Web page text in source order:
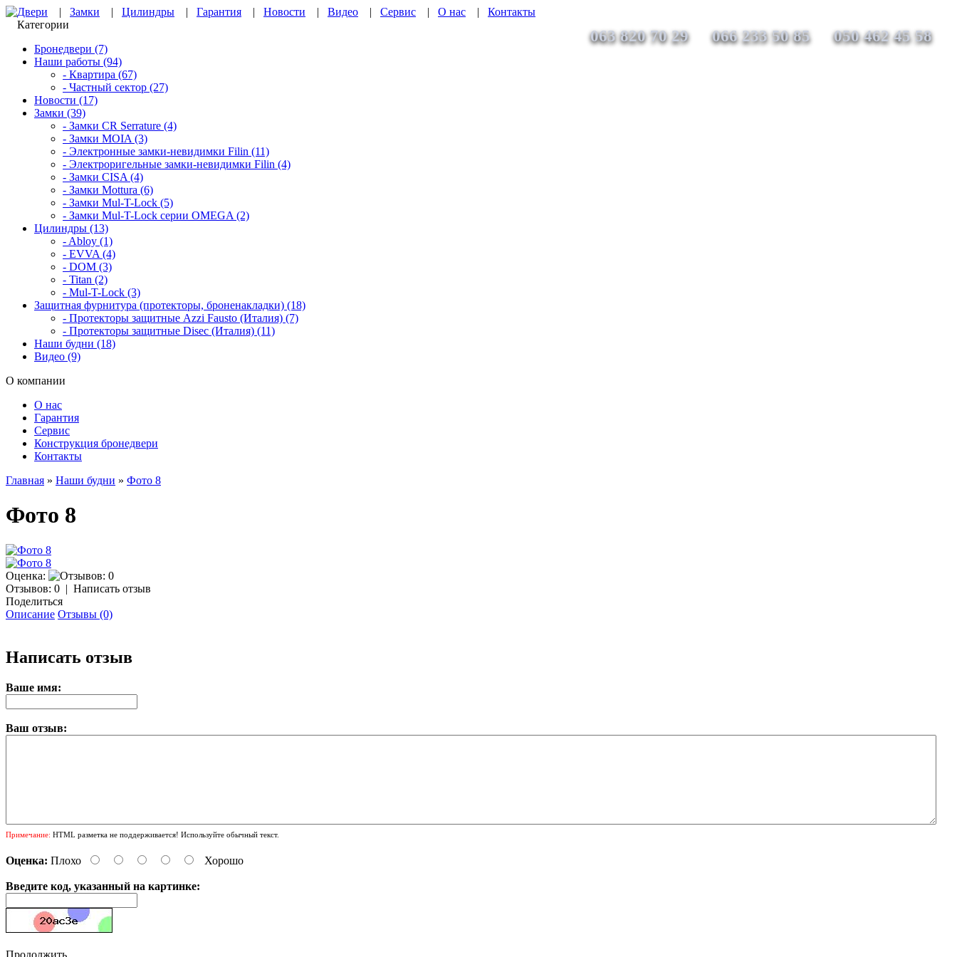
050 462 45 58
066 233 50 85
063 820 70 29
Двери | Замки | Цилиндры | Гарантия | Новости | Видео | Сервис | О нас | Контакты
Категории
Бронедвери (7)
Наши работы (94)
- Квартира (67)
- Частный сектор (27)
Новости (17)
Замки (39)
- Замки CR Serrature (4)
- Замки MOIA (3)
- Электронные замки-невидимки Filin (11)
- Электроригельные замки-невидимки Filin (4)
- Замки CISA (4)
- Замки Mottura (6)
- Замки Mul-T-Lock (5)
- Замки Mul-T-Lock серии OMEGA (2)
Цилиндры (13)
- Abloy (1)
- EVVA (4)
- DOM (3)
- Titan (2)
- Mul-T-Lock (3)
Защитная фурнитура (протекторы, броненакладки) (18)
- Протекторы защитные Azzi Fausto (Италия) (7)
- Протекторы защитные Disec (Италия) (11)
Наши будни (18)
Видео (9)
О компании
О нас
Гарантия
Сервис
Конструкция бронедвери
Контакты
Главная » Наши будни » Фото 8
Фото 8
Оценка:
Отзывов: 0 | Написать отзыв
Поделиться
Описание Отзывы (0)
Написать отзыв
Ваше имя:
Ваш отзыв:
Примечание: HTML разметка не поддерживается! Используйте обычный текст.
Оценка: Плохо Хорошо
Введите код, указанный на картинке:
Продолжить